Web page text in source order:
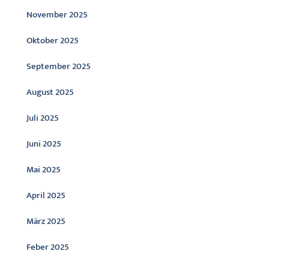
November 2025
Oktober 2025
September 2025
August 2025
Juli 2025
Juni 2025
Mai 2025
April 2025
März 2025
Feber 2025